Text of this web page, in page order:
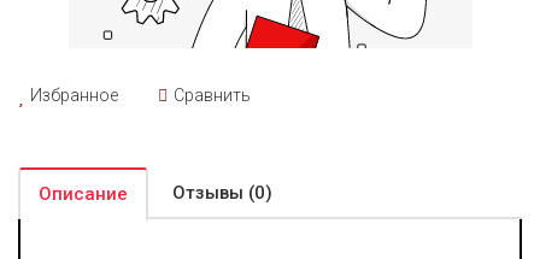
Избранное Сравнить
Описание Отзывы (0)